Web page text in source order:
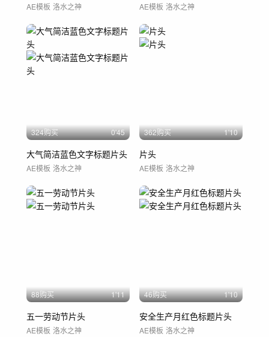
AE模板 洛水之神 AE模板 洛水之神
324购买 0'45
大气简洁蓝色文字标题片头
AE模板 洛水之神
362购买 1'10
片头
AE模板 洛水之神
88购买 1'11
五一劳动节片头
AE模板 洛水之神
46购买 1'10
安全生产月红色标题片头
AE模板 洛水之神